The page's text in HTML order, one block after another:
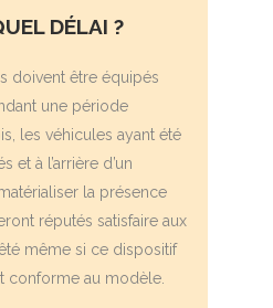
DÉLAI ?
doivent être équipés
une période
les véhicules ayant été
et à l’arrière d’un
la présence
réputés satisfaire aux
même si ce dispositif
conforme au modèle.